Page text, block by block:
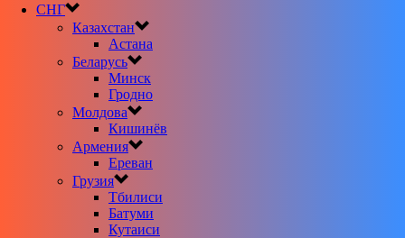
СНГ
Казахстан
Астана
Беларусь
Минск
Гродно
Молдова
Кишинёв
Армения
Ереван
Грузия
Тбилиси
Батуми
Кутаиси